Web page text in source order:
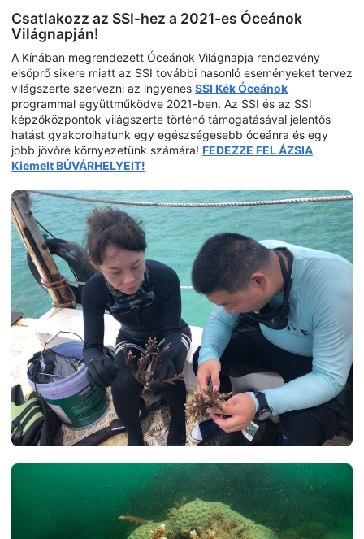
Csatlakozz az SSI-hez a 2021-es Óceánok
Világnapján!
A Kínában megrendezett Óceánok Világnapja rendezvény
elsöprő sikere miatt az SSI további hasonló eseményeket tervez
világszerte szervezni az ingyenes SSI Kék Óceánok
programmal együttműködve 2021-ben. Az SSI és az SSI
képzőközpontok világszerte történő támogatásával jelentős
hatást gyakorolhatunk egy egészségesebb óceánra és egy
jobb jövőre környezetünk számára! FEDEZZE FEL ÁZSIA
Kiemelt BÚVÁRHELYEIT!